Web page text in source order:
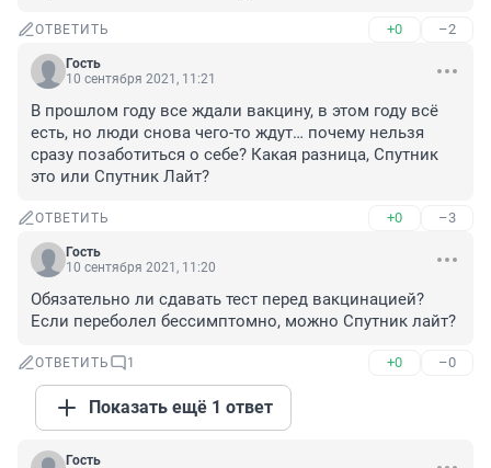
ОТВЕТИТЬ +0 –2
Гость
10 сентября 2021, 11:21
В прошлом году все ждали вакцину, в этом году всё
есть, но люди снова чего-то ждут… почему нельзя
сразу позаботиться о себе? Какая разница, Спутник
это или Спутник Лайт?
ОТВЕТИТЬ +0 –3
Гость
10 сентября 2021, 11:20
Обязательно ли сдавать тест перед вакцинацией?
Если переболел бессимптомно, можно Спутник лайт?
ОТВЕТИТЬ 1 +0 –0
Показать ещё 1 ответ
Гость